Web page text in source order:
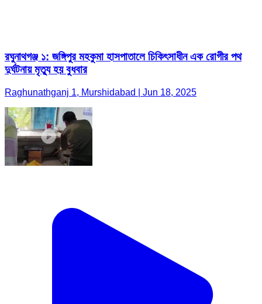
রঘুনাথগঞ্জ ১: জঙ্গিপুর মহকুমা হাসপাতালে চিকিৎসাধীন এক রোগীর পথ
দুর্ঘটনায় মৃত্যু হয় বুধবার
Raghunathganj 1, Murshidabad | Jun 18, 2025